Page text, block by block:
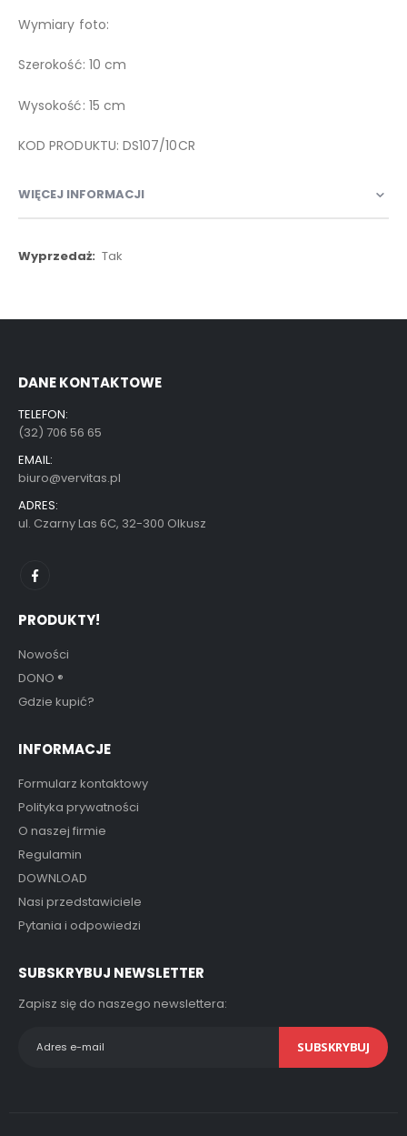
Wymiary foto:
Szerokość: 10 cm
Wysokość: 15 cm
KOD PRODUKTU: DS107/10CR
WIĘCEJ INFORMACJI
Więcej
Tak
DANE KONTAKTOWE
TELEFON:
(32) 706 56 65
EMAIL:
biuro@vervitas.pl
ADRES:
ul. Czarny Las 6C, 32-300 Olkusz
PRODUKTY!
Nowości
DONO ®
Gdzie kupić?
INFORMACJE
Formularz kontaktowy
Polityka prywatności
O naszej firmie
Regulamin
DOWNLOAD
Nasi przedstawiciele
Pytania i odpowiedzi
SUBSKRYBUJ NEWSLETTER
Zapisz się do naszego newslettera:
SUBSKRYBUJ